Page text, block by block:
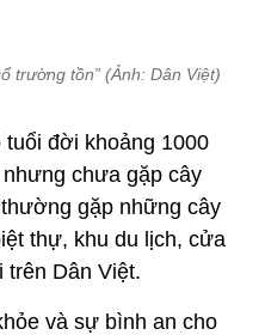
trường tồn” (Ảnh: Dân Việt)
đời khoảng 1000
chưa gặp cây
gặp những cây
thự, khu du lịch, cửa
trên Dân Việt.
và sự bình an cho